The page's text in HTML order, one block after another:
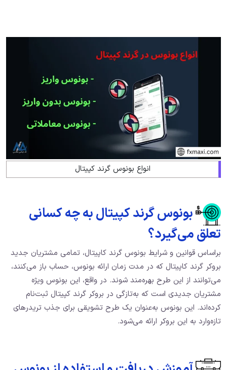
انواع بونوس گرند کپیتال
بونوس گرند کپیتال به چه کسانی
تعلق می‌گیرد؟
براساس قوانین و شرایط بونوس گرند کاپیتال، تمامی مشتریان جدید
بروکر گرند کاپیتال که در مدت‌ زمان ارائه بونوس، حساب باز می‌کنند،
می‌توانند از این طرح بهره‌مند شوند. در واقع، این بونوس ویژه
مشتریان جدیدی است که به‌تازگی در بروکر گرند کپیتال ثبت‌نام
کرده‌اند. این بونوس به‌عنوان یک طرح تشویقی برای جذب تریدرهای
تازه‌وارد به این بروکر ارائه می‌شود.